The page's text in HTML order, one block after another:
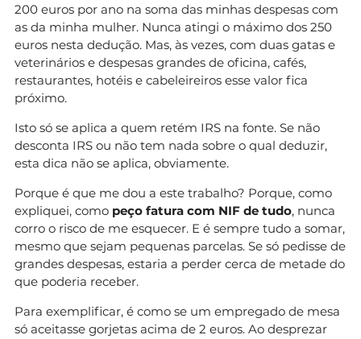
200 euros por ano na soma das minhas despesas com
as da minha mulher. Nunca atingi o máximo dos 250
euros nesta dedução. Mas, às vezes, com duas gatas e
veterinários e despesas grandes de oficina, cafés,
restaurantes, hotéis e cabeleireiros esse valor fica
próximo.
Isto só se aplica a quem retém IRS na fonte. Se não
desconta IRS ou não tem nada sobre o qual deduzir,
esta dica não se aplica, obviamente.
Porque é que me dou a este trabalho? Porque, como
expliquei, como peço fatura com NIF de tudo, nunca
corro o risco de me esquecer. E é sempre tudo a somar,
mesmo que sejam pequenas parcelas. Se só pedisse de
grandes despesas, estaria a perder cerca de metade do
que poderia receber.
Para exemplificar, é como se um empregado de mesa
só aceitasse gorjetas acima de 2 euros. Ao desprezar